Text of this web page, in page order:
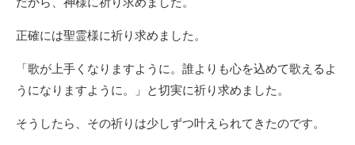
正確には聖霊様に祈り求めました。
「歌が上手くなりますように。誰よりも心を込めて歌えるよ
うになりますように。」と切実に祈り求めました。
そうしたら、その祈りは少しずつ叶えられてきたのです。